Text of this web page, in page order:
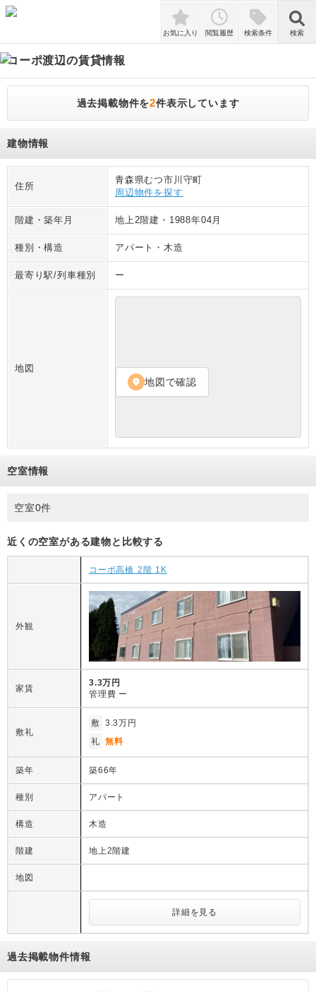
検索
お気に入り 閲覧履歴 検索条件 検索
コーポ渡辺の賃貸情報
過去掲載物件を2件表示しています
建物情報
住所
青森県むつ市川守町
周辺物件を探す
階建・築年月 地上2階建 ・ 1988年04月
種別・構造 アパート ・木造
最寄り駅/列車種別 ー
地図
location_on 地図で確認
空室情報
空室0件
近くの空室がある建物と比較する
コーポ高橋 2階 1K
外観
家賃
3.3万円
管理費 ー
敷礼
敷 3.3万円
礼 無料
築年 築66年
種別 アパート
構造 木造
階建 地上2階建
地図
詳細を見る
過去掲載物件情報